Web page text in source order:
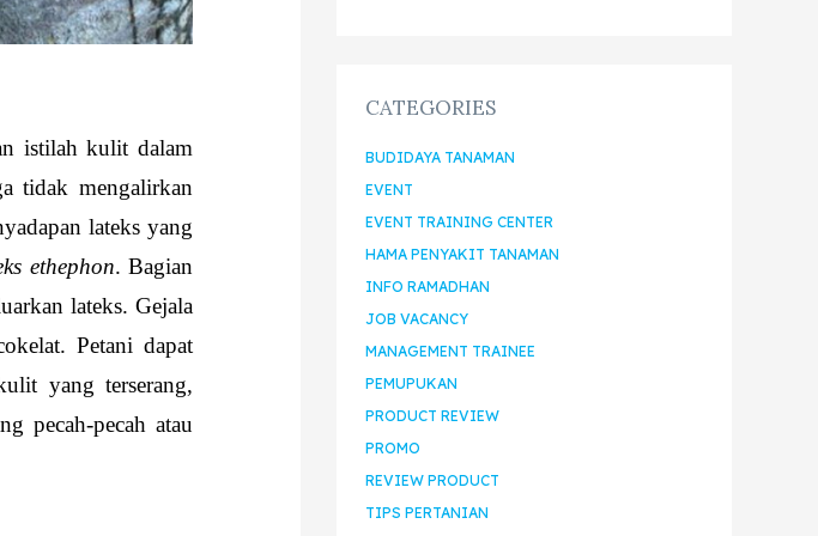
istilah kulit dalam
tidak mengalirkan
lateks yang
ethephon. Bagian
lateks. Gejala
Petani dapat
yang terserang,
pecah-pecah atau
CATEGORIES
BUDIDAYA TANAMAN
EVENT
EVENT TRAINING CENTER
HAMA PENYAKIT TANAMAN
INFO RAMADHAN
JOB VACANCY
MANAGEMENT TRAINEE
PEMUPUKAN
PRODUCT REVIEW
PROMO
REVIEW PRODUCT
TIPS PERTANIAN